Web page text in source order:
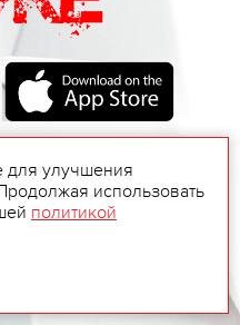
для улучшения
использовать
политикой